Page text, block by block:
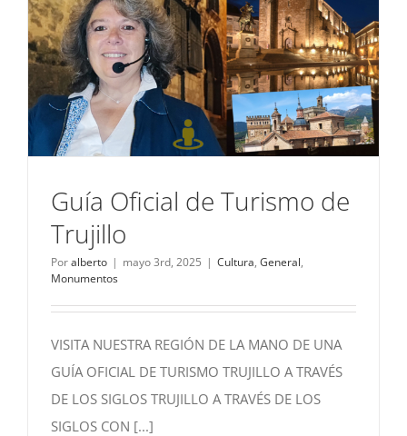
Guía Oficial de Turismo de
Trujillo
Poralberto | mayo 3rd, 2025 | Cultura, General,
Monumentos
VISITA NUESTRA REGIÓN DE LA MANO DE UNA
GUÍA OFICIAL DE TURISMO TRUJILLO A TRAVÉS
DE LOS SIGLOS TRUJILLO A TRAVÉS DE LOS
SIGLOS CON [...]